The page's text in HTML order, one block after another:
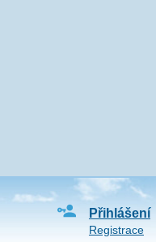
Přihlášení
Registrace